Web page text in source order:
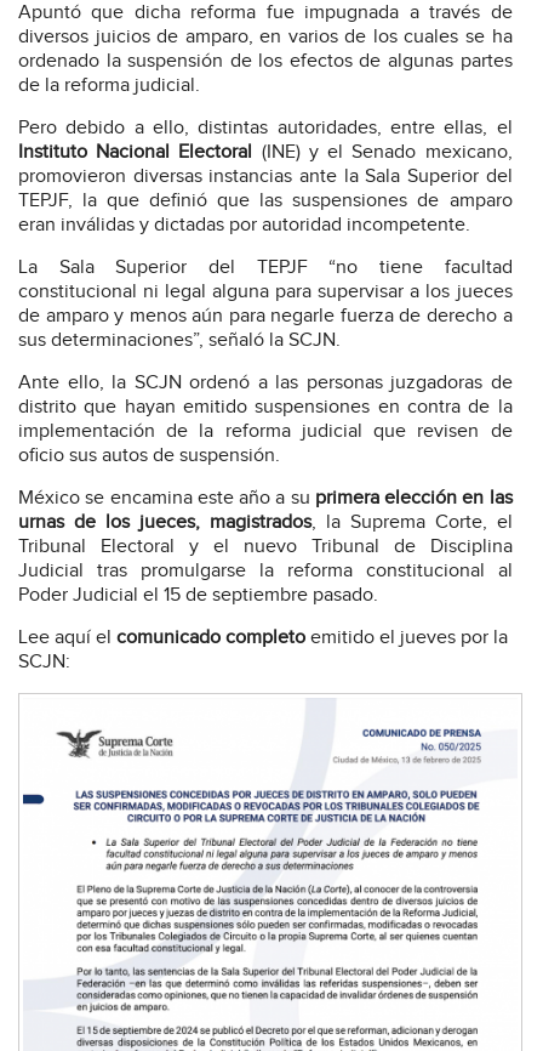
Apuntó que dicha reforma fue impugnada a través de
diversos juicios de amparo, en varios de los cuales se ha
ordenado la suspensión de los efectos de algunas partes
de la reforma judicial.
Pero debido a ello, distintas autoridades, entre ellas, el
Instituto Nacional Electoral (INE) y el Senado mexicano,
promovieron diversas instancias ante la Sala Superior del
TEPJF, la que definió que las suspensiones de amparo
eran inválidas y dictadas por autoridad incompetente.
La Sala Superior del TEPJF “no tiene facultad
constitucional ni legal alguna para supervisar a los jueces
de amparo y menos aún para negarle fuerza de derecho a
sus determinaciones”, señaló la SCJN.
Ante ello, la SCJN ordenó a las personas juzgadoras de
distrito que hayan emitido suspensiones en contra de la
implementación de la reforma judicial que revisen de
oficio sus autos de suspensión.
México se encamina este año a su primera elección en las
urnas de los jueces, magistrados, la Suprema Corte, el
Tribunal Electoral y el nuevo Tribunal de Disciplina
Judicial tras promulgarse la reforma constitucional al
Poder Judicial el 15 de septiembre pasado.
Lee aquí el comunicado completo emitido el jueves por la
SCJN: